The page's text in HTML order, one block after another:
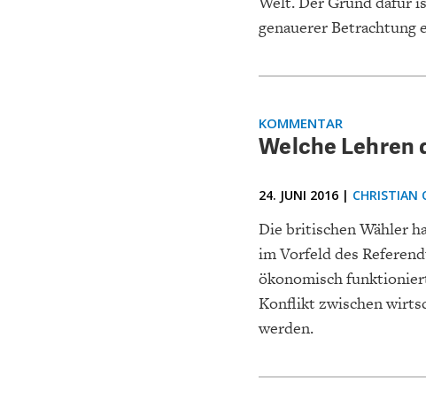
GERMANOMICS
HÖRSAAL
genauerer Betrachtung
KOMMENTAR
Welche Lehren
24. JUNI 2016 | CHRISTIAN
Die britischen Wähler
im Vorfeld des
ökonomisch
Konflikt zwischen
werden.